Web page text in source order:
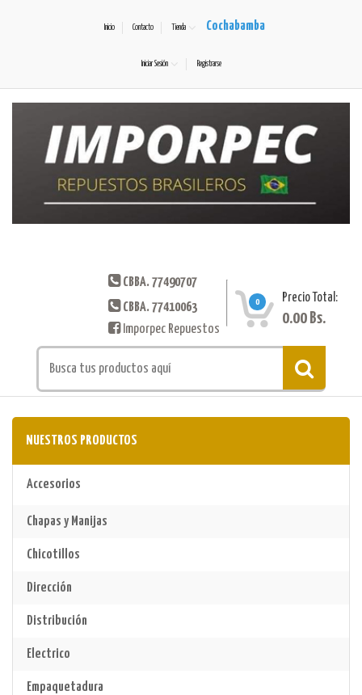
Inicio Contacto Tienda Cochabamba
Iniciar Sesión Registrarse
CBBA. 77490707
CBBA. 77410063
Imporpec Repuestos
0 Precio Total:
0.00 Bs.
NUESTROS PRODUCTOS
Accesorios
Chapas y Manijas
Chicotillos
Dirección
Distribución
Electrico
Empaquetadura